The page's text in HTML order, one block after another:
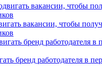
вакансии, чтобы
бренд работодателя в